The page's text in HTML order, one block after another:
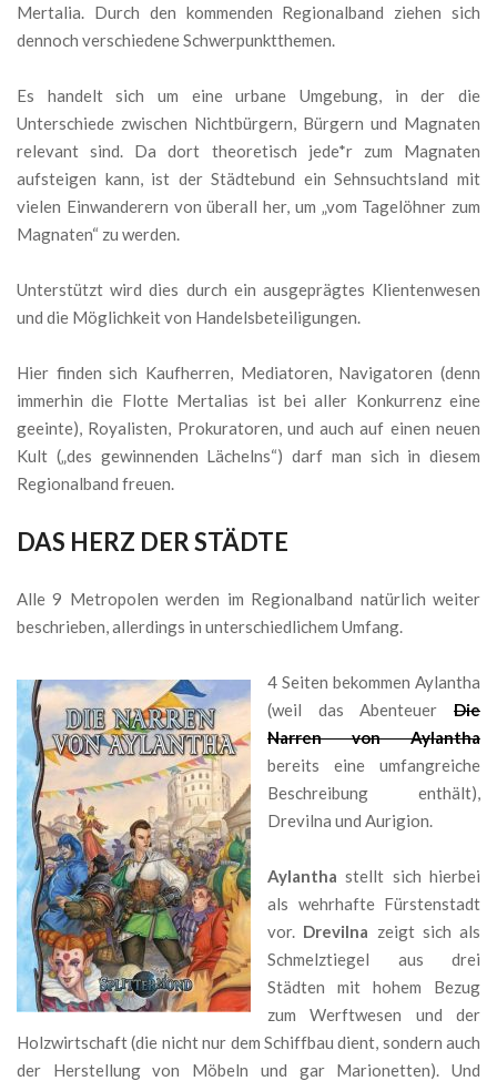
Mertalia. Durch den kommenden Regionalband ziehen sich
dennoch verschiedene Schwerpunktthemen.
Es handelt sich um eine urbane Umgebung, in der die
Unterschiede zwischen Nichtbürgern, Bürgern und Magnaten
relevant sind. Da dort theoretisch jede*r zum Magnaten
aufsteigen kann, ist der Städtebund ein Sehnsuchtsland mit
vielen Einwanderern von überall her, um „vom Tagelöhner zum
Magnaten“ zu werden.
Unterstützt wird dies durch ein ausgeprägtes Klientenwesen
und die Möglichkeit von Handelsbeteiligungen.
Hier finden sich Kaufherren, Mediatoren, Navigatoren (denn
immerhin die Flotte Mertalias ist bei aller Konkurrenz eine
geeinte), Royalisten, Prokuratoren, und auch auf einen neuen
Kult („des gewinnenden Lächelns“) darf man sich in diesem
Regionalband freuen.
DAS HERZ DER STÄDTE
Alle 9 Metropolen werden im Regionalband natürlich weiter
beschrieben, allerdings in unterschiedlichem Umfang.
4 Seiten bekommen Aylantha
(weil das Abenteuer Die
Narren von Aylantha
bereits eine umfangreiche
Beschreibung enthält),
Drevilna und Aurigion.
Aylantha stellt sich hierbei
als wehrhafte Fürstenstadt
vor. Drevilna zeigt sich als
Schmelztiegel aus drei
Städten mit hohem Bezug
zum Werftwesen und der
Holzwirtschaft (die nicht nur dem Schiffbau dient, sondern auch
der Herstellung von Möbeln und gar Marionetten). Und